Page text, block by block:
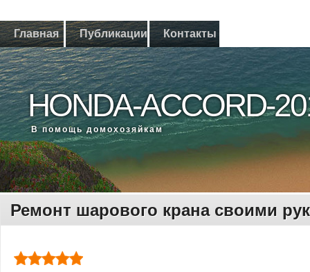
Главная Публикации Контакты
HONDA-ACCORD-
В помощь дοмохοзяйкам
Ремонт шарового крана своими